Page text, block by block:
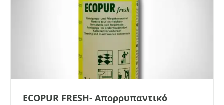
ECOPUR FRESH- Απορρυπαντικό